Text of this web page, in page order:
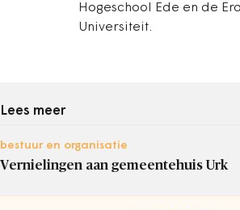
Hogeschool Ede en de
Universiteit.
Lees meer
bestuur en organisatie
Vernielingen aan gemeentehuis Urk